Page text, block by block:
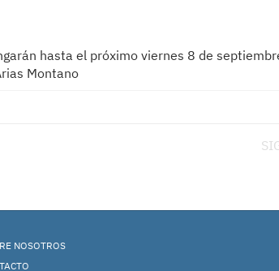
hasta el próximo viernes 8 de
Montano
NOSOTROS